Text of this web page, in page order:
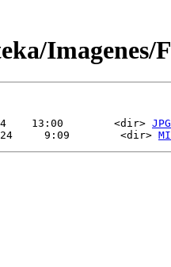
Imagenes/
13:00        <dir> JPG
9:09        <dir>